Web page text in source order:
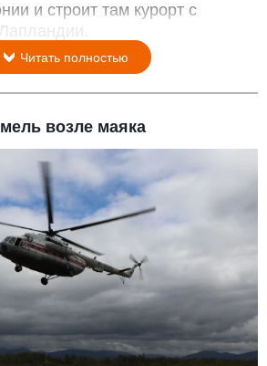
и строит там курорт с
Читать полностью
возле маяка